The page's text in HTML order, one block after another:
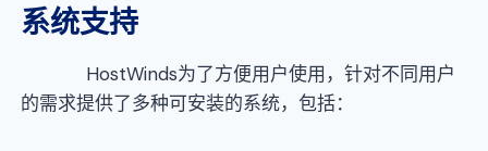
系统支持
HostWinds为了方便用户使用，针对不同用户
的需求提供了多种可安装的系统，包括：